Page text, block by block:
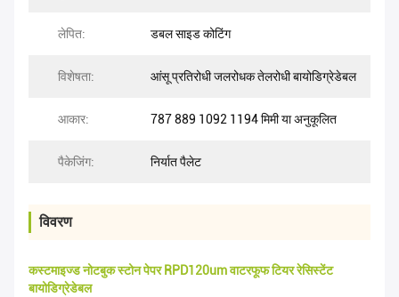
लेपित: डबल साइड कोटिंग
विशेषता: आंसू प्रतिरोधी जलरोधक तेलरोधी बायोडिग्रेडेबल
आकार: 787 889 1092 1194 मिमी या अनुकूलित
पैकेजिंग: निर्यात पैलेट
विवरण
कस्टमाइज्ड नोटबुक स्टोन पेपर RPD120um वाटरफूफ टियर रेसिस्टेंट
बायोडिग्रेडेबल